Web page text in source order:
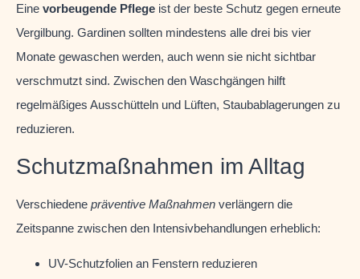
Eine vorbeugende Pflege ist der beste Schutz gegen erneute
Vergilbung. Gardinen sollten mindestens alle drei bis vier
Monate gewaschen werden, auch wenn sie nicht sichtbar
verschmutzt sind. Zwischen den Waschgängen hilft
regelmäßiges Ausschütteln und Lüften, Staubablagerungen zu
reduzieren.
Schutzmaßnahmen im Alltag
Verschiedene präventive Maßnahmen verlängern die
Zeitspanne zwischen den Intensivbehandlungen erheblich:
UV-Schutzfolien an Fenstern reduzieren